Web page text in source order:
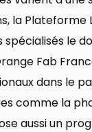
la Plateforme
spécialisés le
Fab
dans le
comme la
aussi un